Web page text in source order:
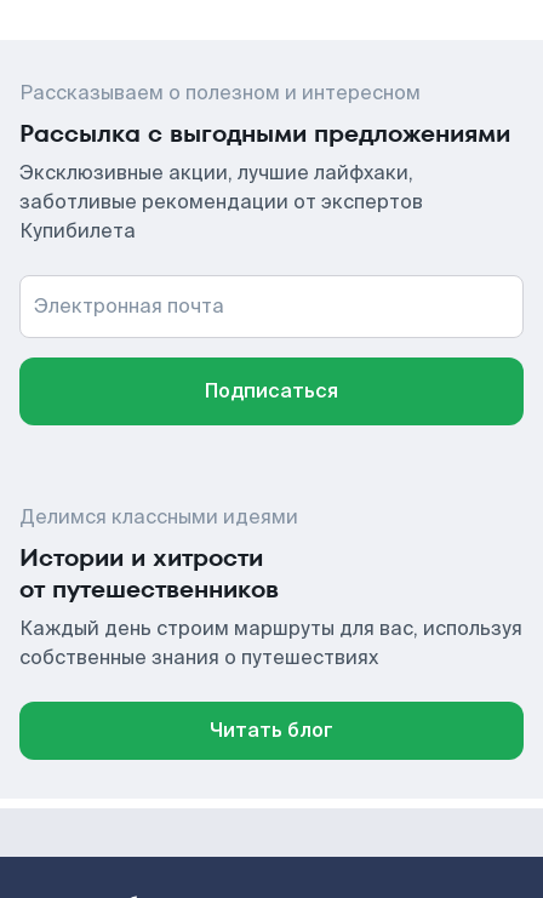
Рассказываем о полезном и интересном
Рассылка с выгодными предложениями
Эксклюзивные акции, лучшие лайфхаки,
заботливые рекомендации от экспертов
Купибилета
Электронная почта
Подписаться
Делимся классными идеями
Истории и хитрости
от путешественников
Каждый день строим маршруты для вас, используя
собственные знания о путешествиях
Читать блог